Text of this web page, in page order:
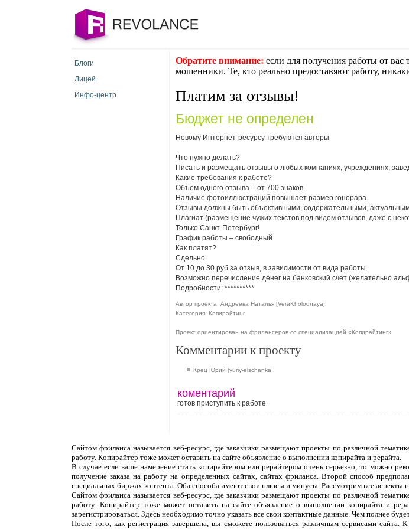
Блоги
Лицей
Инфо-центр
Обратите внимание: если для получения работы от вас
мошенники. Те, кто реально предоставяют работу,
Платим за отзывы!
Бюджет не определен
Новому Интернет-ресурсу требуются авторы
Что нужно делать?
Писать и размещать отзывы о любых компаниях, учреждениях,
Какие требования к работе?
Объем одного отзыва – от 700 знаков.
Наличие фотоиллюстраций повышает размер гонорара.
Отзывы должны быть объективными, содержательными,
Плагиат (размещение чужих текстов под видом отзывов, даже с
Только Санкт-Петербург!
График работы – свободный.
Как платят?
Сдельно.
От 10 до 30 руб.за отзыв, в зависимости от вида работы.
Возможно перечисление денег на банковский счет (желательно
Подробности: **********
Автор проекта: Андреева Наталья [VeraKholodnaya]
Категория: Копирайтинг
Проект ориентирован на фрилансеров со специализацией «Копирайтинг»
Комментарии к проекту
Крец Юрий [yuriy-elschanka]
коментарий
готов приступить к работе
Сайтом фриланса называется веб-ресурс, где заказчики размещают проекты по различной
работу. Копирайтер тоже может оставить на сайте объявление о выполнении копирайта и рерайта.
В случае если ваше намерение стать копирайтером или рерайтером очень серьезно, то можно
получение заказа на работу на определенных сайтах, сайтах фриланса. Второй способ
специальных биржах контента. Оба способа имеют свои плюсы и минусы. Рассмотрим все аспекты
Сайтом фриланса называется веб-ресурс, где заказчики размещают проекты по различной
работу. Копирайтер тоже может оставить на сайте объявление о выполнении копирайта и
зарегистрироваться. Здесь необходимо точно указать все свои контактные данные. Чем полнее
После того, как регистрация завершена, вы сможете пользоваться различным сервисами